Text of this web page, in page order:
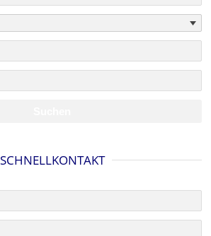
SCHNELLKONTAKT